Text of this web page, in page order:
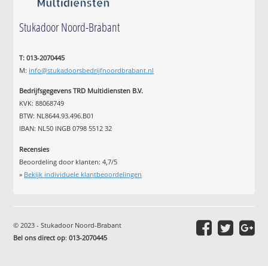
Stukadoor Noord-Brabant
T: 013-2070445
M: info@stukadoorsbedrijfnoordbrabant.nl
Bedrijfsgegevens TRD Multidiensten B.V.
KVK: 88068749
BTW: NL8644.93.496.B01
IBAN: NL50 INGB 0798 5512 32
Recensies
Beoordeling door klanten:4,7/5
» Bekijk individuele klantbeoordelingen
© 2023 - Stukadoor Noord-Brabant
Bel ons direct op:013-2070445